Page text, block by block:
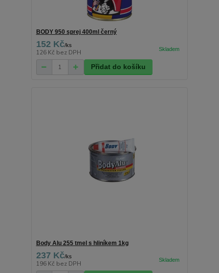
BODY 950 sprej 400ml černý
152 Kč/ks
126 Kč bez DPH
Přidat do košíku
Body Alu 255 tmel s hliníkem 1kg
237 Kč/ks
196 Kč bez DPH